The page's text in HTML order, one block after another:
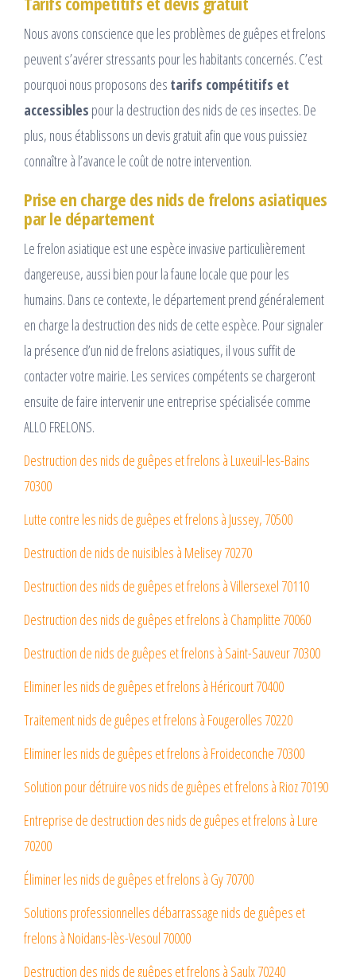
Nous avons conscience que les problèmes de guêpes et frelons
peuvent s’avérer stressants pour les habitants concernés. C’est
pourquoi nous proposons des tarifs compétitifs et
accessibles pour la destruction des nids de ces insectes. De
plus, nous établissons un devis gratuit afin que vous puissiez
connaître à l’avance le coût de notre intervention.
Prise en charge des nids de frelons asiatiques
par le département
Le frelon asiatique est une espèce invasive particulièrement
dangereuse, aussi bien pour la faune locale que pour les
humains. Dans ce contexte, le département prend généralement
en charge la destruction des nids de cette espèce. Pour signaler
la présence d’un nid de frelons asiatiques, il vous suffit de
contacter votre mairie. Les services compétents se chargeront
ensuite de faire intervenir une entreprise spécialisée comme
ALLO FRELONS.
Destruction des nids de guêpes et frelons à Luxeuil-les-Bains
70300
Lutte contre les nids de guêpes et frelons à Jussey, 70500
Destruction de nids de nuisibles à Melisey 70270
Destruction des nids de guêpes et frelons à Villersexel 70110
Destruction des nids de guêpes et frelons à Champlitte 70060
Destruction de nids de guêpes et frelons à Saint-Sauveur 70300
Eliminer les nids de guêpes et frelons à Héricourt 70400
Traitement nids de guêpes et frelons à Fougerolles 70220
Eliminer les nids de guêpes et frelons à Froideconche 70300
Solution pour détruire vos nids de guêpes et frelons à Rioz 70190
Entreprise de destruction des nids de guêpes et frelons à Lure
70200
Éliminer les nids de guêpes et frelons à Gy 70700
Solutions professionnelles débarrassage nids de guêpes et
frelons à Noidans-lès-Vesoul 70000
Destruction des nids de guêpes et frelons à Saulx 70240